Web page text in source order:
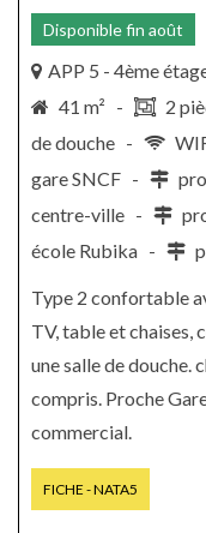
Disponible fin août
APP 5 - 4ème
41 m² -
2
de douche -
gare SNCF -
centre-ville -
école Rubika -
Type 2 confortable
TV, table et chaises,
une salle de
compris. Proche
commercial.
FICHE - NATA5